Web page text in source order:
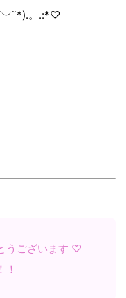
。.:*♡
うございます ♡
！